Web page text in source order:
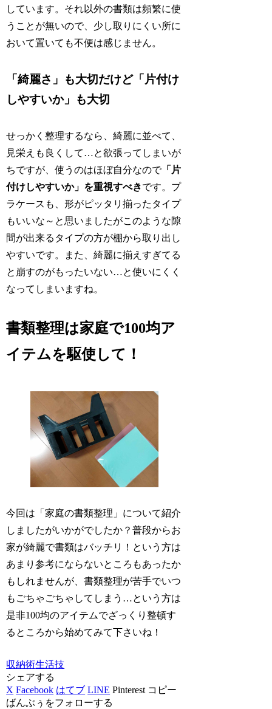
しています。それ以外の書類は頻繁に使
うことが無いので、少し取りにくい所に
おいて置いても不便は感じません。
「綺麗さ」も大切だけど「片付け
しやすいか」も大切
せっかく整理するなら、綺麗に並べて、
見栄えも良くして…と欲張ってしまいが
ちですが、使うのはほぼ自分なので「片
付けしやすいか」を重視すべきです。プ
ラケースも、形がピッタリ揃ったタイプ
もいいな～と思いましたがこのような隙
間が出来るタイプの方が棚から取り出し
やすいです。また、綺麗に揃えすぎてる
と崩すのがもったいない…と使いにくく
なってしまいますね。
書類整理は家庭で100均ア
イテムを駆使して！
今回は「家庭の書類整理」について紹介
しましたがいかがでしたか？普段からお
家が綺麗で書類はバッチリ！という方は
あまり参考にならないところもあったか
もしれませんが、書類整理が苦手でいつ
もごちゃごちゃしてしまう…という方は
是非100均のアイテムでざっくり整頓す
るところから始めてみて下さいね！
収納術生活技
シェアする
X Facebook はてブ LINE Pinterest コピー
ばんぶぅをフォローする